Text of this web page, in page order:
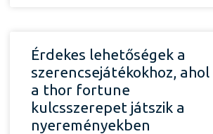
Érdekes lehetőségek a
szerencsejátékokhoz, ahol
a thor fortune
kulcsszerepet játszik a
nyereményekben